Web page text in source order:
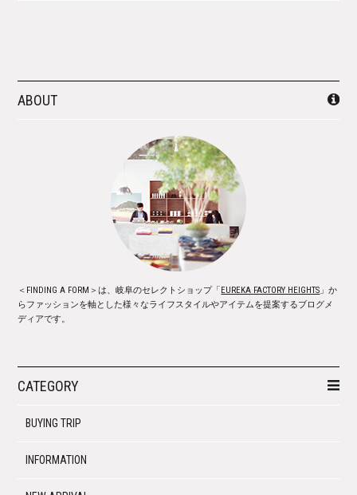
ABOUT
＜FINDING A FORM＞は、岐阜のセレクトショップ「EUREKA FACTORY HEIGHTS 」か
らファッションを軸とした様々なライフスタイルやアイテムを提案するブログメ
ディアです。
CATEGORY
BUYING TRIP
INFORMATION